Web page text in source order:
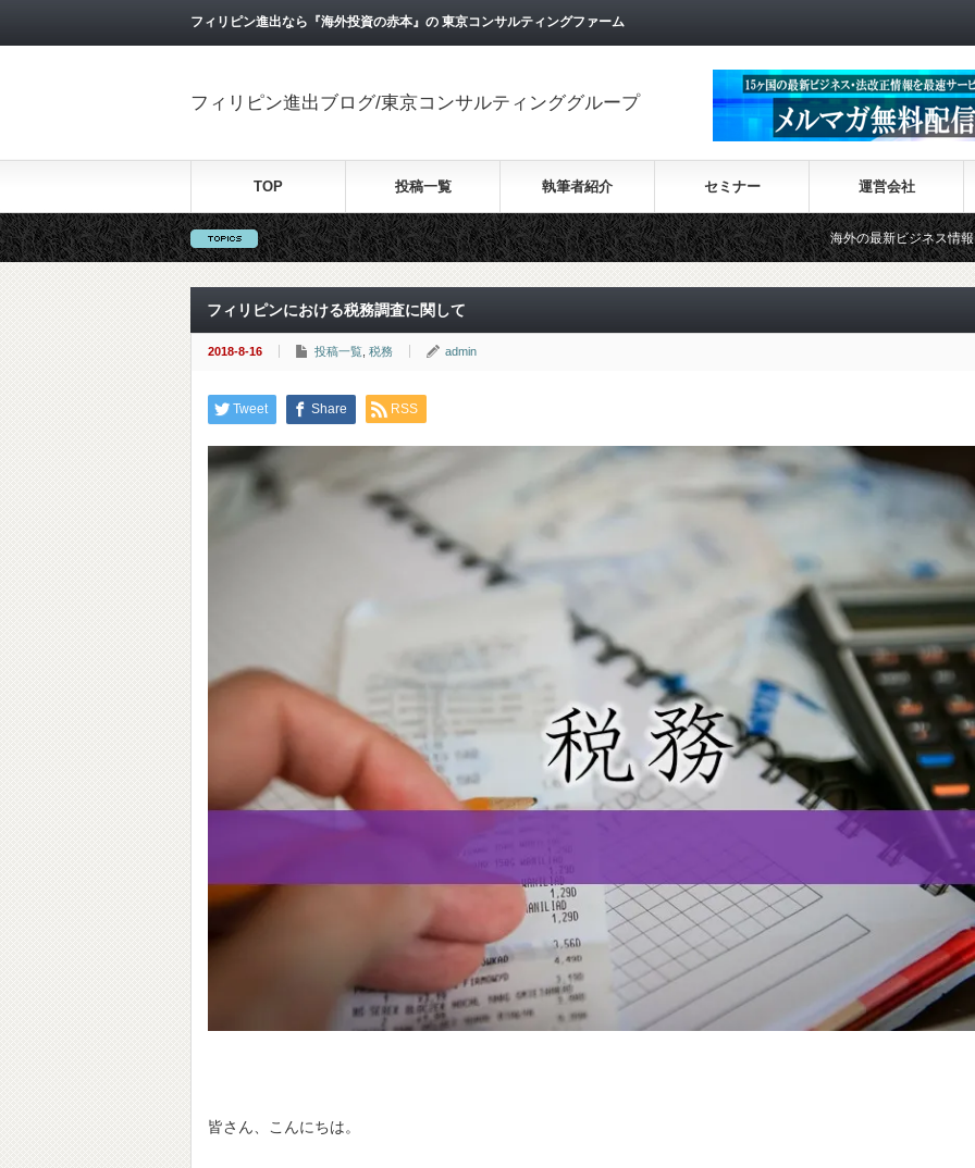
フィリピン進出なら『海外投資の赤本』の 東京コンサルティングファーム
フィリピン進出ブログ/東京コンサルティンググループ
TOP 投稿一覧 執筆者紹介 セミナー 運営会社
海外の最新ビジネス情報を集めた情報
フィリピンにおける税務調査に関して
2018-8-16 投稿一覧 税務 admin
Tweet Share RSS
皆さん、こんにちは。